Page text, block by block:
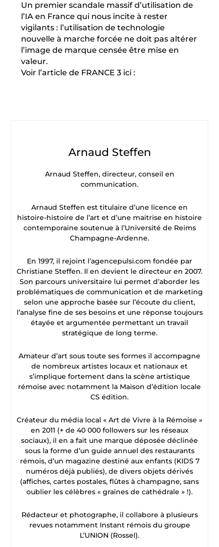
Un premier scandale massif d’utilisation de
l’IA en France qui nous incite à rester
vigilants : l’utilisation de technologie
nouvelle à marche forcée ne doit pas altérer
l’image de marque censée être mise en
valeur.
Voir l’article de FRANCE 3 ici:
Arnaud Steffen
Arnaud Steffen, directeur, conseil en
communication.
Arnaud Steffen est titulaire d’une licence en
histoire-histoire de l’art et d’une maitrise en histoire
contemporaine soutenue à l’Université de Reims
Champagne-Ardenne.
En 1997, il rejoint l’agencepulsi.com fondée par
Christiane Steffen. Il en devient le directeur en 2007.
Son parcours universitaire lui permet d’aborder les
problématiques de communication et de marketing
selon une approche basée sur l’écoute du client,
l’analyse fine de ses besoins et une réponse toujours
étayée et argumentée permettant un travail
stratégique de long terme.
Amateur d’art sous toute ses formes il accompagne
de nombreux artistes locaux et nationaux et
s’implique fortement dans la scène artistique
rémoise avec notamment la Maison d’édition locale
CS édition.
Créateur du média local « Art de Vivre à la Rémoise »
en 2011 (+ de 40 000 followers sur les réseaux
sociaux), il en a fait une marque déposée déclinée
sous la forme d’un guide annuel des restaurants
rémois, d’un magazine destiné aux enfants (KIDS 7
numéros déjà publiés), de divers objets dérivés
(affiches, cartes postales, flûtes à champagne, sans
oublier les célèbres « graines de cathédrale » !).
Rédacteur et photographe, il collabore à plusieurs
revues notamment Instant rémois du groupe
L’UNION (Rossel).